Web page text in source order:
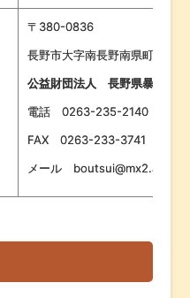
〒380-0836
長野市大字南長野南県町685
公益財団法人 長野県暴力追放
電話 0263-235-2140
FAX 0263-233-3741
メール